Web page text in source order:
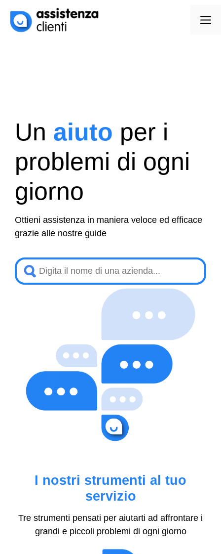
contenuto
Un aiuto per i
problemi di ogni
giorno
Ottieni assistenza in maniera veloce ed efficace
grazie alle nostre guide
I nostri strumenti al tuo
servizio
Tre strumenti pensati per aiutarti ad affrontare i
grandi e piccoli problemi di ogni giorno